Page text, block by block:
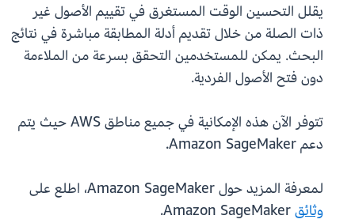
يقلل التحسين الوقت المستغرق في تقييم الأصول غير
ذات الصلة من خلال تقديم أدلة المطابقة مباشرة في نتائج
البحث. يمكن للمستخدمين التحقق بسرعة من الملاءمة
دون فتح الأصول الفردية.
تتوفر الآن هذه الإمكانية في جميع مناطق AWS حيث يتم
دعم Amazon SageMaker.
لمعرفة المزيد حول Amazon SageMaker، اطلع على
وثائق